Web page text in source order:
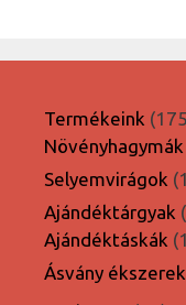
Termékeink
Selyemvirágok
Ajándéktárgyak
Ajándéktáskák
Ásvány